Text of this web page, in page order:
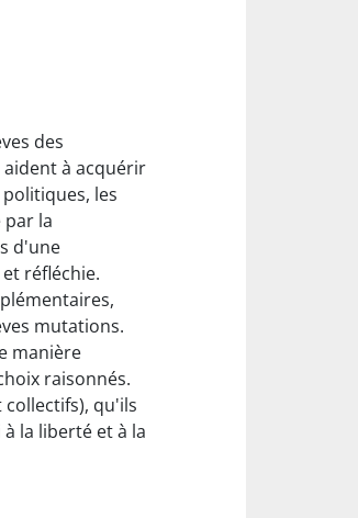
des
à acquérir
les
la
d'une
réfléchie.
mutations.
manière
raisonnés.
qu'ils
la liberté et à la